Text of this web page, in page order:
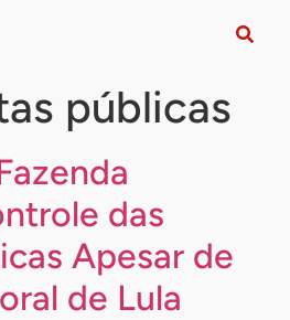
públicas
das
Apesar de
de Lula